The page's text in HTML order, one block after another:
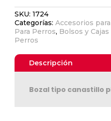
SKU:1724
Categorías:Accesorios
Para Perros, Bolsos y
Perros
Descripción
Bozal tipo canastillo